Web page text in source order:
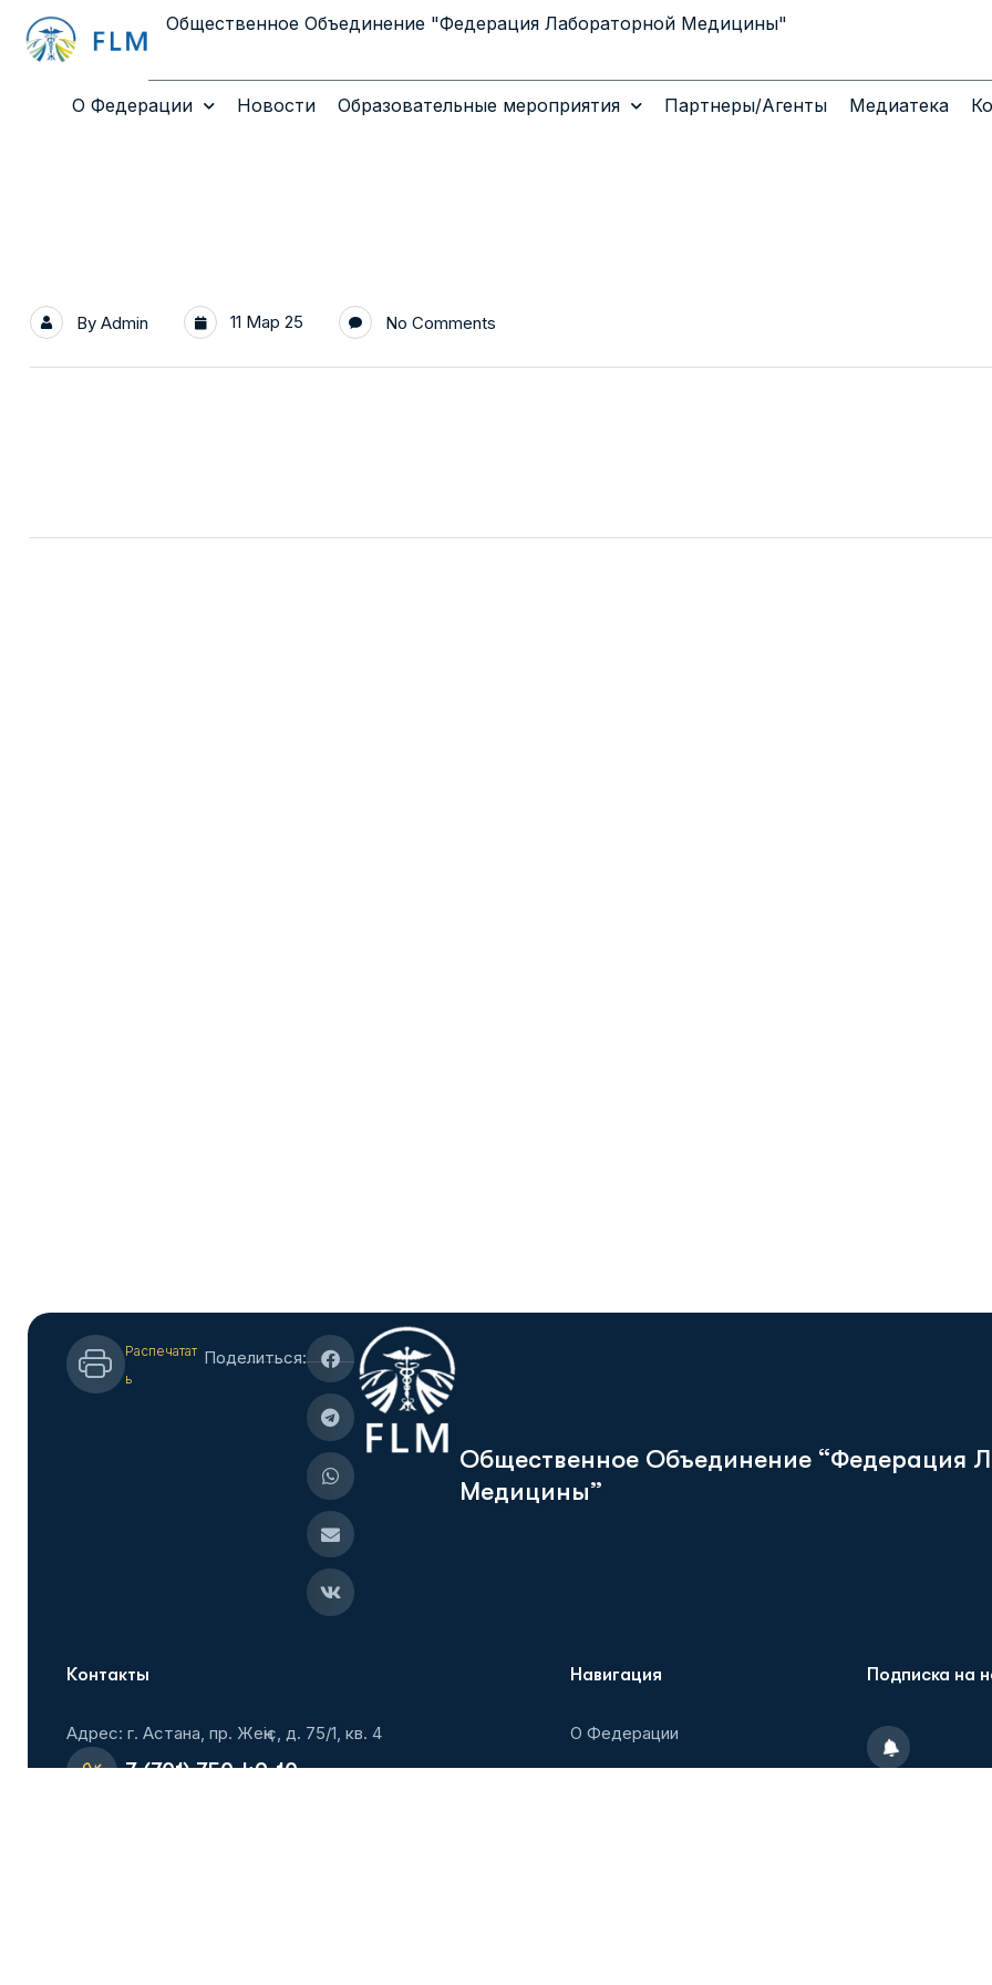
Общественное Объединение "Федерация Лабораторной Медицины"
О Федерации Новости Образовательные мероприятия Партнеры/Агенты Медиатека
By Admin 11 Мар 25 No Comments
Распечатат
ь
Поделиться:
Общественное Объединение “Федерация Л
Медицины”
Контакты
Адрес: г. Астана, пр. Жеңіс, д. 75/1, кв. 4
+7 (701) 750-49-10
Навигация
О Федерации
Подписка на